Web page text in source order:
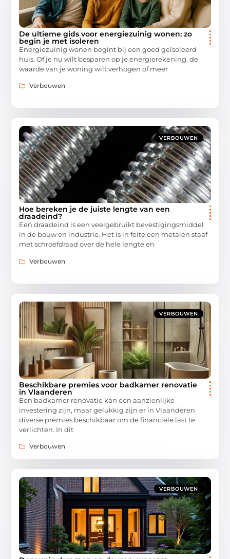
De ultieme gids voor energiezuinig wonen: zo
begin je met isoleren
Energiezuinig wonen begint bij een goed geïsoleerd
huis. Of je nu wilt besparen op je energierekening, de
waarde van je woning wilt verhogen of meer
Verbouwen
VERBOUWEN
Hoe bereken je de juiste lengte van een
draadeind?
Een draadeind is een veelgebruikt bevestigingsmiddel
in de bouw en industrie. Het is in feite een metalen staaf
met schroefdraad over de hele lengte en
Verbouwen
VERBOUWEN
Beschikbare premies voor badkamer renovatie
in Vlaanderen
Een badkamer renovatie kan een aanzienlijke
investering zijn, maar gelukkig zijn er in Vlaanderen
diverse premies beschikbaar om de financiële last te
verlichten. In dit
Verbouwen
VERBOUWEN